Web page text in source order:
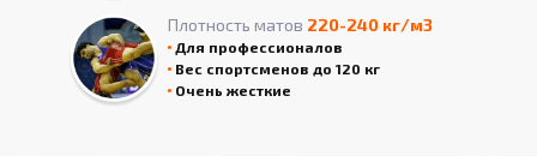
Плотность матов 220-240 кг/м3
Для профессионалов
Вес спортсменов до 120 кг
Очень жесткие